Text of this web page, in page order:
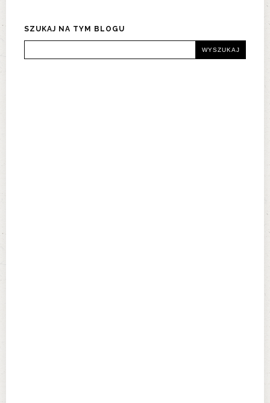
SZUKAJ NA TYM BLOGU